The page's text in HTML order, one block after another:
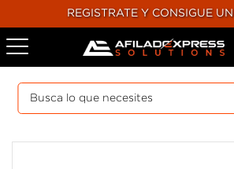
REGISTRATE Y CONSIGUE UN